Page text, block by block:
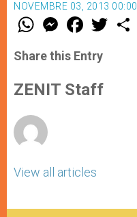
NOVEMBRE 03, 2013 00:00
W
t
s
p
p
M
e
s
e
g
e
F
a
e
b
o
k
w
Share this Entry
ZENIT Staff
View all articles